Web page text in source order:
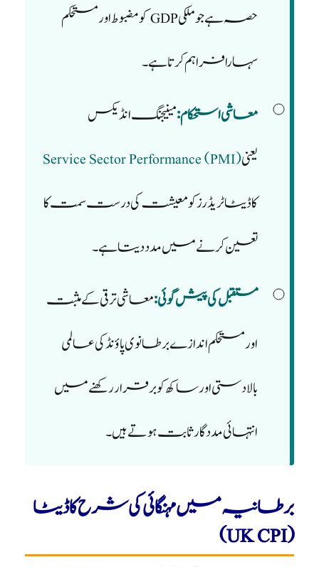
حصہ ہے جو ملکی GDP کو مضبوط اور مستحکم
سہارا فراہم کرتا ہے۔
معاشی استحکام:مینیجنگ انڈیکس
یعنیService Sector Performance (PMI)
کا ڈیٹا ٹریڈرز کو معیشت کی درست سمت کا
تعین کرنے میں مدد دیتا ہے۔
مستقبل کی پیش گوئی:معاشی ترقی کے مثبت
اور مستحکم اندازے برطانوی پاؤنڈ کی عالمی
بالادستی اور ساکھ کو برقرار رکھنے میں
انتہائی مددگار ثابت ہوتے ہیں۔
برطانیہ میں مہنگائی کی شرح کا ڈیٹا
(UK CPI)